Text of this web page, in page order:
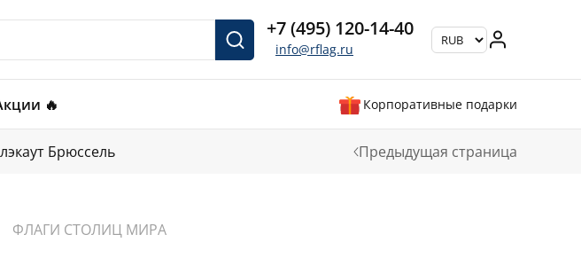
+7 (495) 120-14-40
info@rflag.ru
🔥 Корпоративные подарки
Брюссель Предыдущая страница
ФЛАГИ СТОЛИЦ МИРА